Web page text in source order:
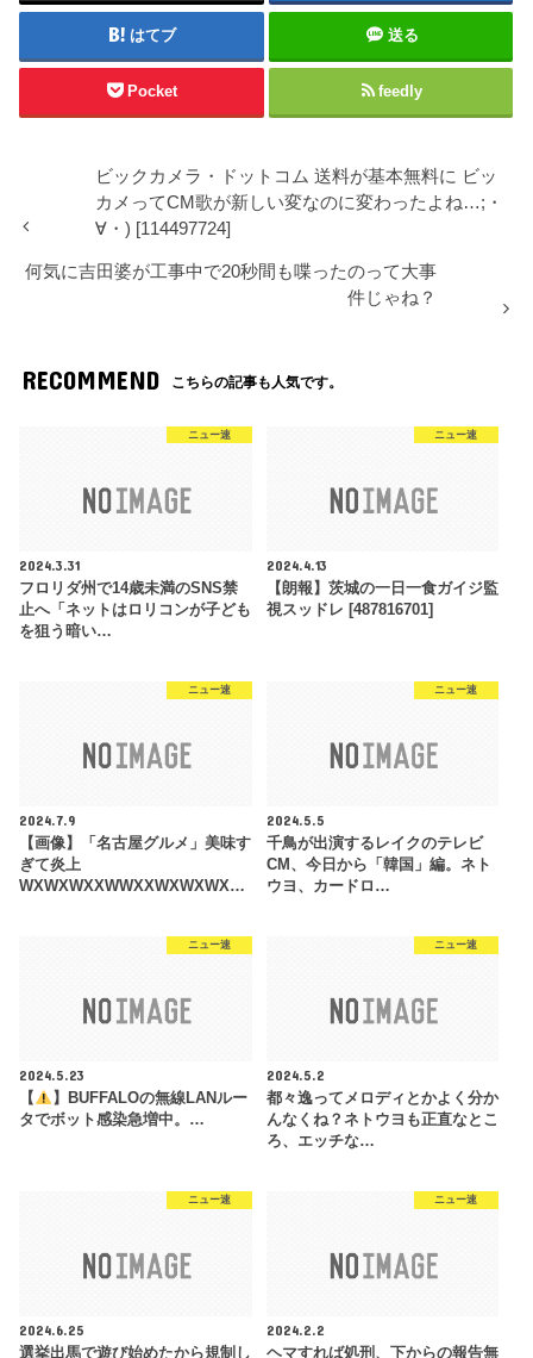
はてブ 送る
Pocket feedly
ビックカメラ・ドットコム 送料が基本無料に ビッ
カメってCM歌が新しい変なのに変わったよね…;・
∀・) [114497724]
何気に吉田婆が工事中で20秒間も喋ったのって大事
件じゃね？
RECOMMEND こちらの記事も人気です。
ニュー速
2024.3.31
フロリダ州で14歳未満のSNS禁
止へ「ネットはロリコンが子ども
を狙う暗い…
ニュー速
2024.4.13
【朗報】茨城の一日一食ガイジ監
視スッドレ [487816701]
ニュー速
2024.7.9
【画像】「名古屋グルメ」美味す
ぎて炎上
WXWXWXXWWXXWXWXWX…
ニュー速
2024.5.5
千鳥が出演するレイクのテレビ
CM、今日から「韓国」編。ネト
ウヨ、カードロ…
ニュー速
2024.5.23
【
】BUFFALOの無線LANルー
タでボット感染急増中。…
ニュー速
2024.5.2
都々逸ってメロディとかよく分か
んなくね？ネトウヨも正直なとこ
ろ、エッチな…
ニュー速
2024.6.25
選挙出馬で遊び始めたから規制し
ニュー速
2024.2.2
ヘマすれば処刑、下からの報告無